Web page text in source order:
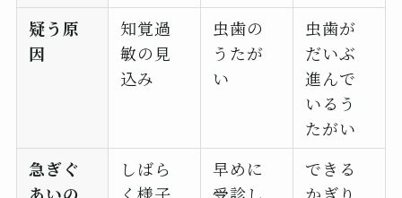
疑う原
因
知覚過
敏の見
込み
虫歯の
うたが
い
虫歯が
だいぶ
進んで
いるう
たがい
急ぎぐ
あいの
しばら
く様子
早めに
受診し
できる
かぎり